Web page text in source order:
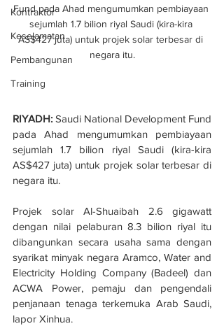
Kontraktor
Keselamatan
Pembangunan
Training
Fund pada Ahad mengumumkan pembiayaan
sejumlah 1.7 bilion riyal Saudi (kira-kira
AS$427 juta) untuk projek solar terbesar di
negara itu.
RIYADH: Saudi National Development Fund
pada Ahad mengumumkan pembiayaan
sejumlah 1.7 bilion riyal Saudi (kira-kira
AS$427 juta) untuk projek solar terbesar di
negara itu.
Projek solar Al-Shuaibah 2.6 gigawatt
dengan nilai pelaburan 8.3 bilion riyal itu
dibangunkan secara usaha sama dengan
syarikat minyak negara Aramco, Water and
Electricity Holding Company (Badeel) dan
ACWA Power, pemaju dan pengendali
penjanaan tenaga terkemuka Arab Saudi,
lapor Xinhua.